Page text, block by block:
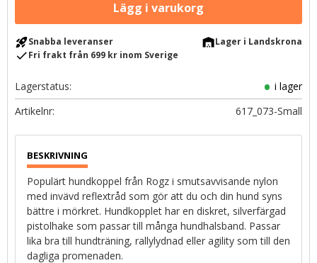
rocket_launchSnabba leveranser warehouseLager i Landskrona
checkFri frakt från 699 kr inom Sverige
Lagerstatus
i lager
Artikelnr
617_073-Small
Populärt hundkoppel från Rogz i smutsavvisande nylon
med invävd reflextråd som gör att du och din hund syns
bättre i mörkret. Hundkopplet har en diskret, silverfärgad
pistolhake som passar till många hundhalsband. Passar
lika bra till hundträning, rallylydnad eller agility som till den
dagliga promenaden.